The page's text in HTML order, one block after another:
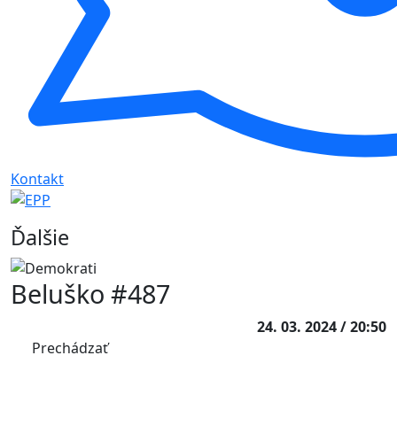
Kontakt
Ďalšie
Prechádzať
Beluško #487
24. 03. 2024 / 20:50